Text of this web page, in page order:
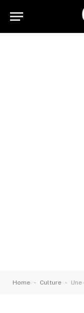
Home - Culture - Une